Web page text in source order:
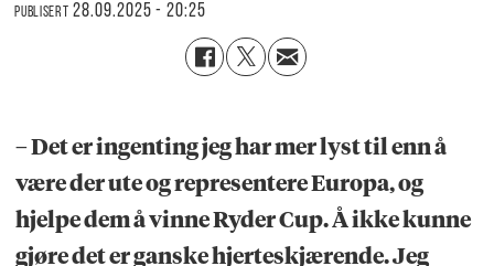
PUBLISERT 28.09.2025 - 20:25
– Det er ingenting jeg har mer lyst til enn å
være der ute og representere Europa, og
hjelpe dem å vinne Ryder Cup. Å ikke kunne
gjøre det er ganske hjerteskjærende. Jeg